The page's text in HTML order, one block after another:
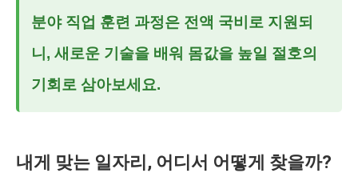
분야 직업 훈련 과정은 전액 국비로 지원되
니, 새로운 기술을 배워 몸값을 높일 절호의
기회로 삼아보세요.
내게 맞는 일자리, 어디서 어떻게 찾을까?